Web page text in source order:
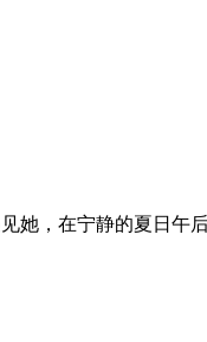
，在宁静的夏日午